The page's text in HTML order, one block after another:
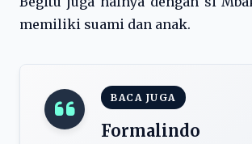
memiliki suami dan anak.
BACA JUGA
Formalindo